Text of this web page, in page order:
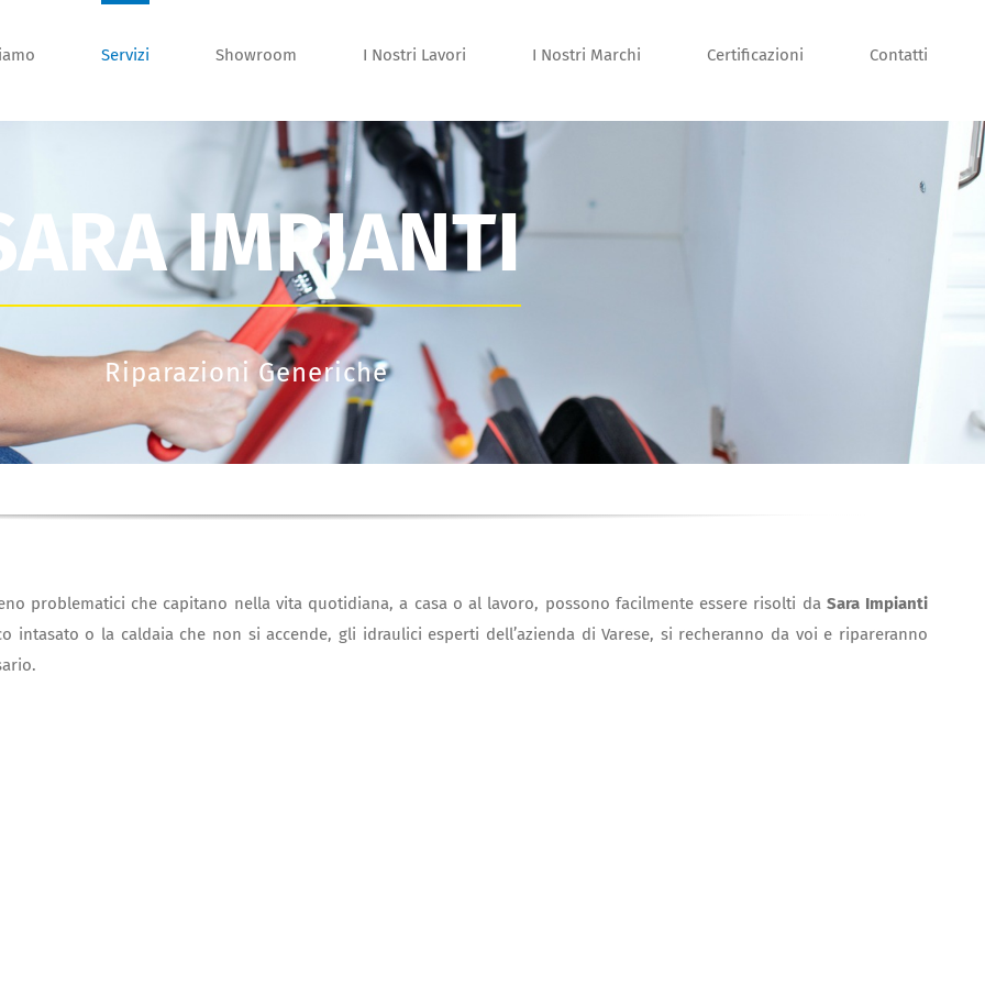
Servizi Showroom I Nostri Lavori I Nostri Marchi Certificazioni Contatti
IMPIANTI
Riparazioni Generiche
problematici che capitano nella vita quotidiana, a casa o al lavoro, possono facilmente essere risolti da Sara Impianti
intasato o la caldaia che non si accende, gli idraulici esperti dell’azienda di Varese, si recheranno da voi e ripareranno